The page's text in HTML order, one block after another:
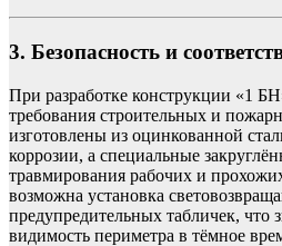
3. Безопасность и
При разработке конструкции «1
требования строительных и
изготовлены из оцинкованной
коррозии, а специальные
травмирования рабочих и
возможна установка
предупредительных табличек, что
видимость периметра в тёмное